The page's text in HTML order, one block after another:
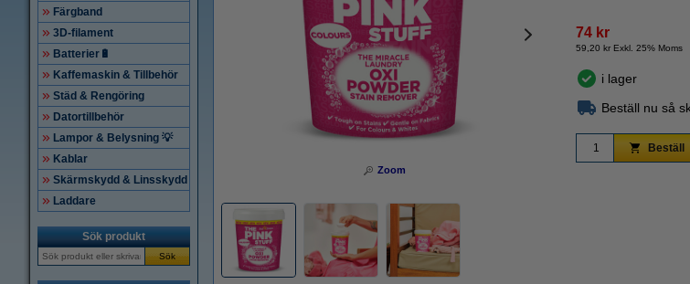
Färgband
3D-filament
Batterier🔋
Kaffemaskin & Tillbehör
Städ & Rengöring
Datortillbehör
Lampor & Belysning 💡
Kablar
Skärmskydd & Linsskydd
Laddare
Sök produkt
Sök
Zoom
74 kr
59,20 kr Exkl. 25% Moms
i lager
Beställ nu så
Beställ